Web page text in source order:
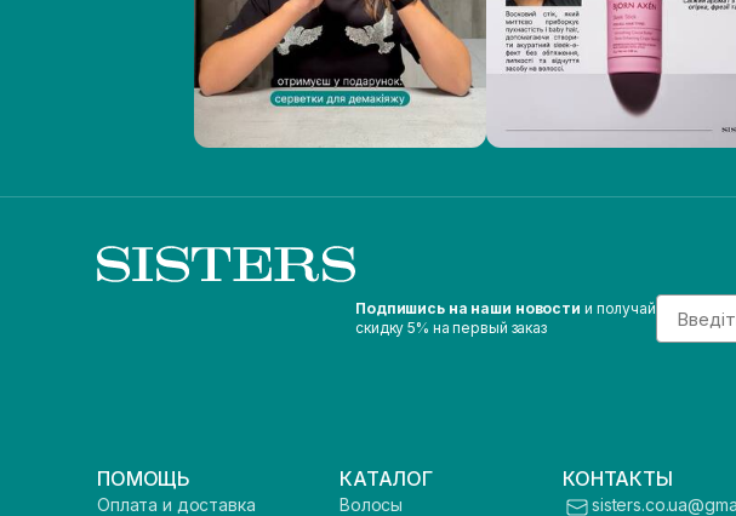
Подпишись на наши новости и получай
скидку 5% на первый заказ
Email
ПОМОЩЬ
Оплата и доставка
КАТАЛОГ
Волосы
КОНТАКТЫ